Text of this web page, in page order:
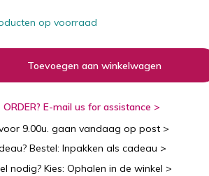
op voorraad
Toevoegen aan winkelwagen
ORDER? E-mail us for assistance >
9.00u. gaan vandaag op post >
Bestel: Inpakken als cadeau >
nodig? Kies: Ophalen in de winkel >